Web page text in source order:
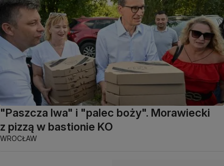
"Paszcza lwa" i "palec boży". Morawiecki
z pizzą w bastionie KO
WROCŁAW